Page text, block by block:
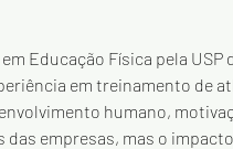
Educação Física pela
em treinamento de
humano,
das empresas, mas o